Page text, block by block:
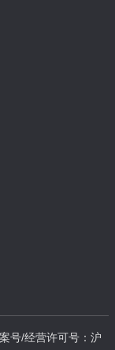
号/经营许可号：沪